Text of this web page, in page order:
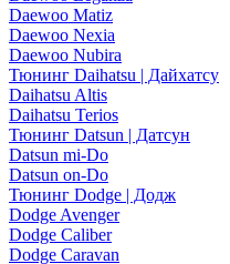
Daewoo Matiz
Daewoo Nexia
Daewoo Nubira
Тюнинг Daihatsu | Дайхатсу
Daihatsu Altis
Daihatsu Terios
Тюнинг Datsun | Датсун
Datsun mi-Do
Datsun on-Do
Тюнинг Dodge | Додж
Dodge Avenger
Dodge Caliber
Dodge Caravan